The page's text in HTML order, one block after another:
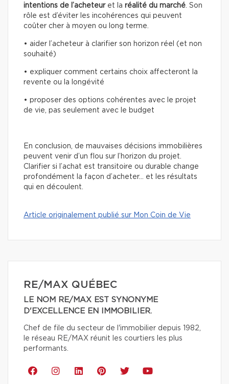
intentions de l’acheteuret la réalité du marché. Son
rôle est d’éviter les incohérences qui peuvent
coûter cher à moyen ou long terme.
• aider l’acheteur à clarifier son horizon réel (et non
souhaité)
• expliquer comment certains choix affecteront la
revente ou la longévité
• proposer des options cohérentes avec le projet
de vie, pas seulement avec le budget
En conclusion, de mauvaises décisions immobilières
peuvent venir d’un flou sur l’horizon du projet.
Clarifier si l’achat est transitoire ou durable change
profondément la façon d’acheter… et les résultats
qui en découlent.
Article originalement publié sur Mon Coin de Vie
RE/MAX QUÉBEC
LE NOM RE/MAX EST SYNONYME
D'EXCELLENCE EN IMMOBILIER.
Chef de file du secteur de l'immobilier depuis 1982,
le réseau RE/MAX réunit les courtiers les plus
performants.